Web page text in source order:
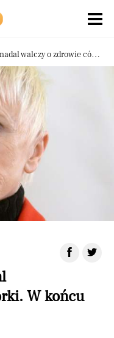
o zdrowie córki. W końcu widać postępy
W końcu